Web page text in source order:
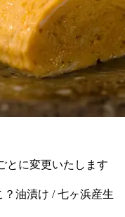
に変更いたします
油漬け / 七ヶ浜産生